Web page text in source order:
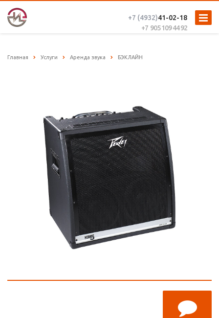
+7 (4932)41-02-18
+7 905 109 44 92
Главная Услуги Аренда звука БЭКЛАЙН